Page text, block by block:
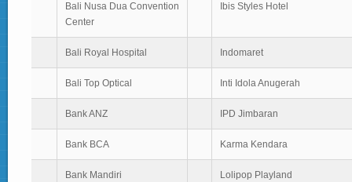
Bali Nusa Dua Convention
Center
Ibis Styles Hotel
Bali Royal Hospital Indomaret
Bali Top Optical Inti Idola Anugerah
Bank ANZ IPD Jimbaran
Bank BCA Karma Kendara
Bank Mandiri Lolipop Playland